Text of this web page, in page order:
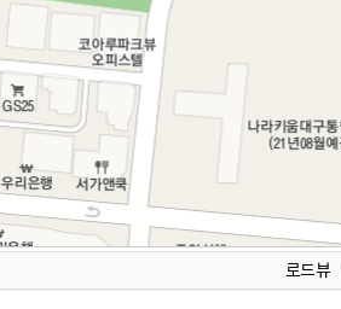
로드뷰